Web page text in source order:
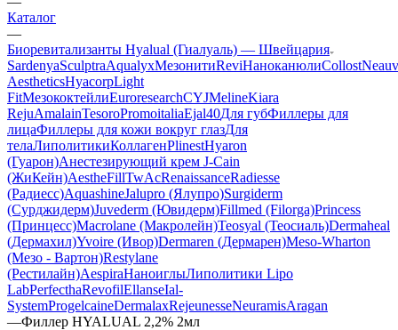
Каталог
—
Биоревитализанты Hyalual (Гиалуаль) — Швейцария
SardenyaSculptraAqualyxМезонитиReviНаноканюлиCollost
AestheticsHyacorpLight
FitМезококтейлиEuroresearchCYJMelineKiara
RejuAmalainTesoroPromoitaliaEjal40Для губФиллеры для
лицаФиллеры для кожи вокруг глазДля
телаЛиполитикиКоллагенPlinestHyaron
(Гуарон)Анестезирующий крем J-Cain
(ЖиКейн)AestheFillTwAcRenaissanceRadiesse
(Радиесс)AquashineJalupro (Ялупро)Surgiderm
(Сурджидерм)Juvederm (Ювидерм)Fillmed (Filorga)Princess
(Принцесс)Macrolane (Макролейн)Teosyal (Теосиаль)Dermaheal
(Дермахил)Yvoire (Ивор)Dermaren (Дермарен)Meso-Wharton
(Мезо - Вартон)Restylane
(Рестилайн)AespiraНаноиглыЛиполитики Lipo
LabPerfecthaRevofilEllanseIal-
SystemProgelcaineDermalaxRejeunesseNeuramisAragan
—Филлер HYALUAL 2,2% 2мл